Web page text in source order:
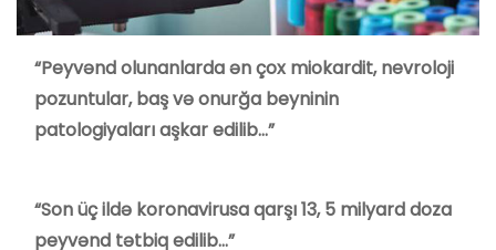
“Peyvənd olunanlarda ən çox miokardit, nevroloji
pozuntular, baş və onurğa beyninin
patologiyaları aşkar edilib…”
“Son üç ildə koronavirusa qarşı 13, 5 milyard doza
peyvənd tətbiq edilib…”